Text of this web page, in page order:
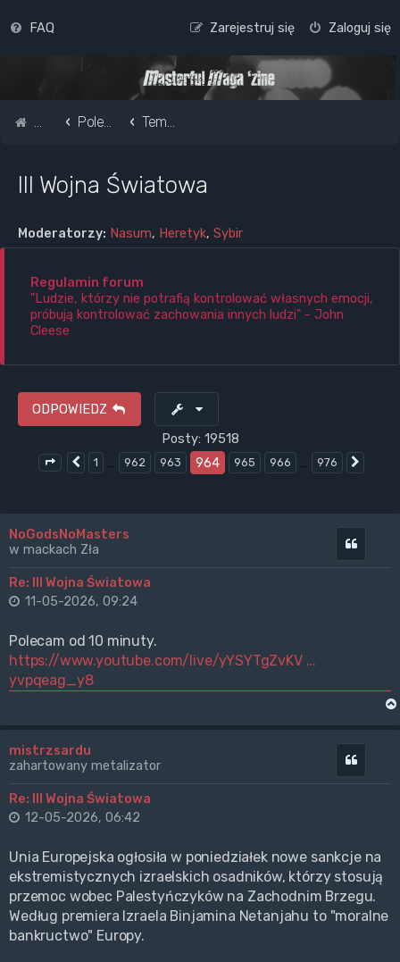
FAQ Zaloguj się
Zarejestruj się
Strona główna
Pole do popisu... Tematy polityczne, kontrowersje ideologiczne i światopoglądowe
III Wojna Światowa
Moderatorzy: Nasum, Heretyk, Sybir
Regulamin forum
"Ludzie, którzy nie potrafią kontrolować własnych emocji,
próbują kontrolować zachowania innych ludzi" - John
Cleese
ODPOWIEDZ
Posty: 19518
Strona964 z976
Poprzednia
1 … 962 963 964 965 966 … 976
NoGodsNoMasters
w mackach Zła
Re: III Wojna Światowa
11-05-2026, 09:24
Polecam od 10 minuty.
https://www.youtube.com/live/yYSYTgZvKV ...
yvpqeag_y8
mistrzsardu
zahartowany metalizator
Re: III Wojna Światowa
12-05-2026, 06:42
Unia Europejska ogłosiła w poniedziałek nowe sankcje na
ekstremistycznych izraelskich osadników, którzy stosują
przemoc wobec Palestyńczyków na Zachodnim Brzegu.
Według premiera Izraela Binjamina Netanjahu to "moralne
bankructwo" Europy.